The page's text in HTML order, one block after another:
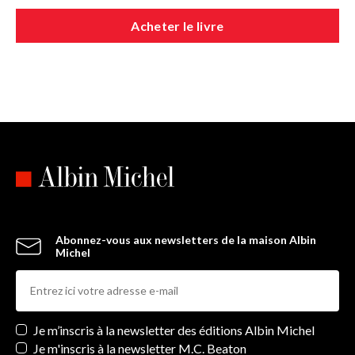
Acheter le livre
Abonnez-vous aux newsletters de la maison Albin
Michel
Newsletters
Je m’inscris à la newsletter des éditions Albin Michel
Je m'inscris à la newsletter M.C. Beaton